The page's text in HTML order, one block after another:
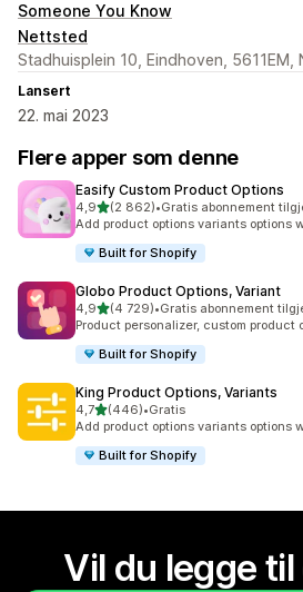
Someone You Know
Nettsted
Stadhuisplein 10, Eindhoven, 5611EM,
Lansert
22. mai 2023
Flere apper som denne
Easify Custom Product Options
4,9av 5 stjerner
(2 862)
Totalt 2862 omtaler
•Gratis abonnement
Add product options variants options
Built for Shopify
Globo Product Options, Variant
4,9av 5 stjerner
(4 729)
Totalt 4729 omtaler
•Gratis abonnement
Product personalizer, custom product
Built for Shopify
King Product Options, Variants
4,7av 5 stjerner
(446)
Totalt 446 omtaler
•Gratis
Add product options variants options
Built for Shopify
Vil du legge til